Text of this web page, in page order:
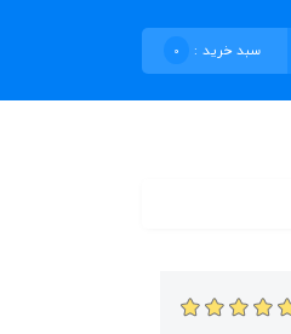
سبد خرید : 0